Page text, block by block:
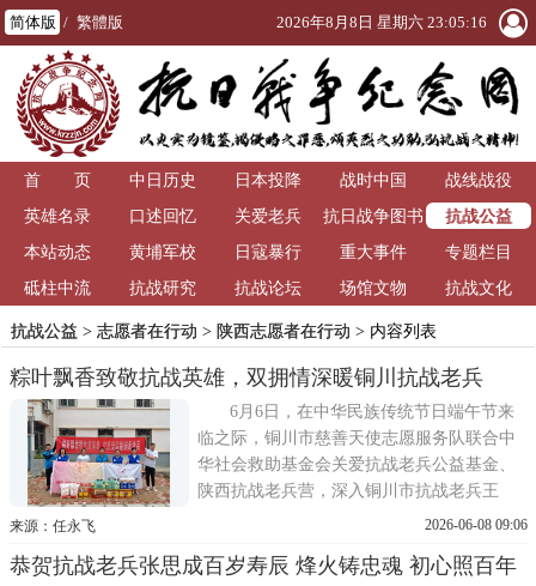
简体版 / 繁體版 2026年8月8日 星期六 23:05:16
首 页 中日历史 日本投降 战时中国
战线战役
英雄名录
口述回忆 关爱老兵
抗日战争图书
馆
抗战公益
本站动态
黄埔军校 日寇暴行 重大事件
专题栏目
砥柱中流
抗战研究 抗战论坛 场馆文物 抗战文化
抗战公益 > 志愿者在行动 > 陕西志愿者在行动 > 内容列表
粽叶飘香致敬抗战英雄，双拥情深暖铜川抗战老兵
6月6日，在中华民族传统节日端午节来
临之际，铜川市慈善天使志愿服务队联合中
华社会救助基金会关爱抗战老兵公益基金、
陕西抗战老兵营，深入铜川市抗战老兵王
忠、张思成两位老英雄家中开展粽叶飘香致
节专项慰问活动，向为民族独立浴血奋战的
来源：任永飞 2026-06-08 09:06
恭贺抗战老兵张思成百岁寿辰 烽火铸忠魂 初心照百年